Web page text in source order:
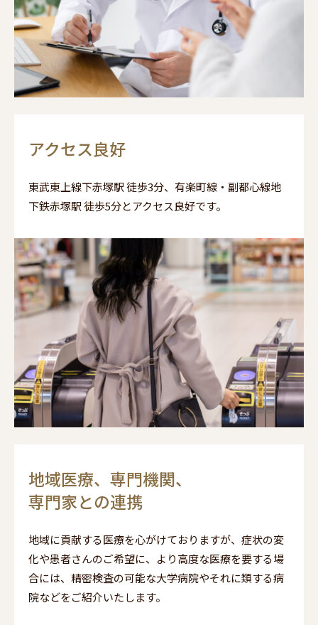
アクセス良好
東武東上線下赤塚駅 徒歩3分、有楽町線・副都心線地
下鉄赤塚駅 徒歩5分とアクセス良好です。
地域医療、専門機関、
専門家との連携
地域に貢献する医療を心がけておりますが、症状の変
化や患者さんのご希望に、より高度な医療を要する場
合には、精密検査の可能な大学病院やそれに類する病
院などをご紹介いたします。